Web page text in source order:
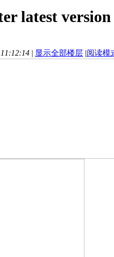
latest
| 显示全部楼层 |阅读模